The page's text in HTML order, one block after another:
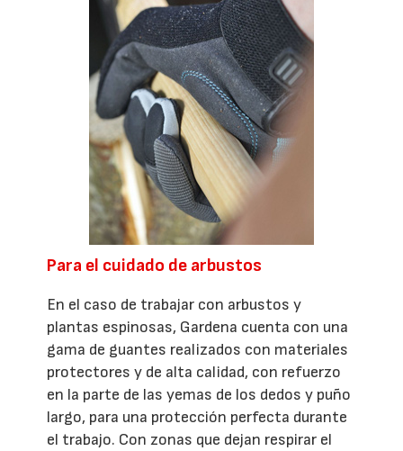
Para el cuidado de arbustos
En el caso de trabajar con arbustos y
plantas espinosas, Gardena cuenta con una
gama de guantes realizados con materiales
protectores y de alta calidad, con refuerzo
en la parte de las yemas de los dedos y puño
largo, para una protección perfecta durante
el trabajo. Con zonas que dejan respirar el